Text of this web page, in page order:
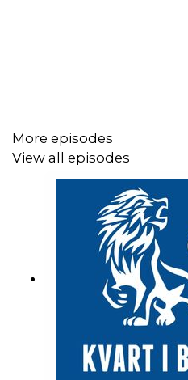
https://shop.lavazza.dk/pi/
Classico-
More episodes
View all episodes